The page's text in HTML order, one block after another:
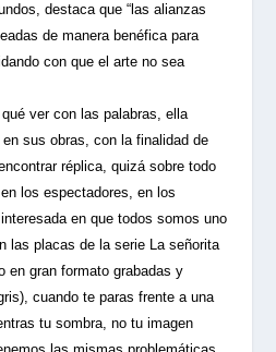
destaca que “las alianzas
de manera benéfica para
con que el arte no sea
ver con las palabras, ella
sus obras, con la finalidad de
réplica, quizá sobre todo
los espectadores, en los
en que todos somos uno
las placas de la serie La señorita
en gran formato grabadas y
cuando te paras frente a una
tu sombra, no tu imagen